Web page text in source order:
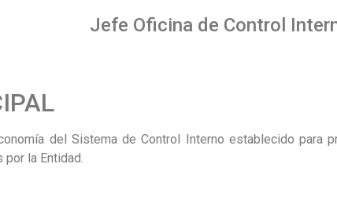
Jefe Oficina de Control
del Sistema de Control Interno establecido para
la Entidad.